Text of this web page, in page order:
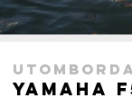
Yamaha